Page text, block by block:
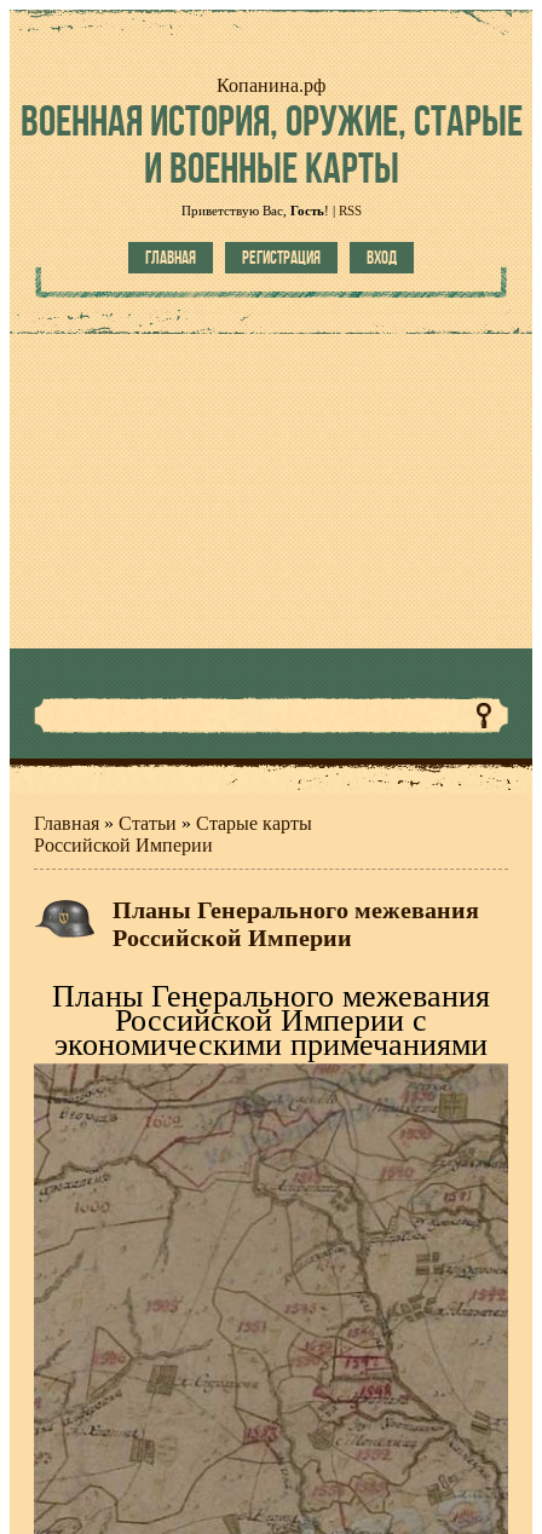
Копанина.рф
ВОЕННАЯИСТОРИЯ, ОРУЖИЕ, СТАРЫЕ
И ВОЕННЫЕ КАРТЫ
Приветствую Вас, Гость! | RSS
ГЛАВНАЯ РЕГИСТРАЦИЯ ВХОД
Главная » Статьи » Старые карты
Российской Империи
Планы Генерального межевания
Российской Империи
Планы Генерального межевания
Российской Империи с
экономическими примечаниями